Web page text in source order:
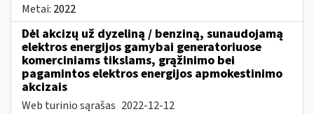
Metai: 2022
Dėl akcizų už dyzeliną / benziną, sunaudojamą
elektros energijos gamybai generatoriuose
komerciniams tikslams, grąžinimo bei
pagamintos elektros energijos apmokestinimo
akcizais
Web turinio sąrašas 2022-12-12